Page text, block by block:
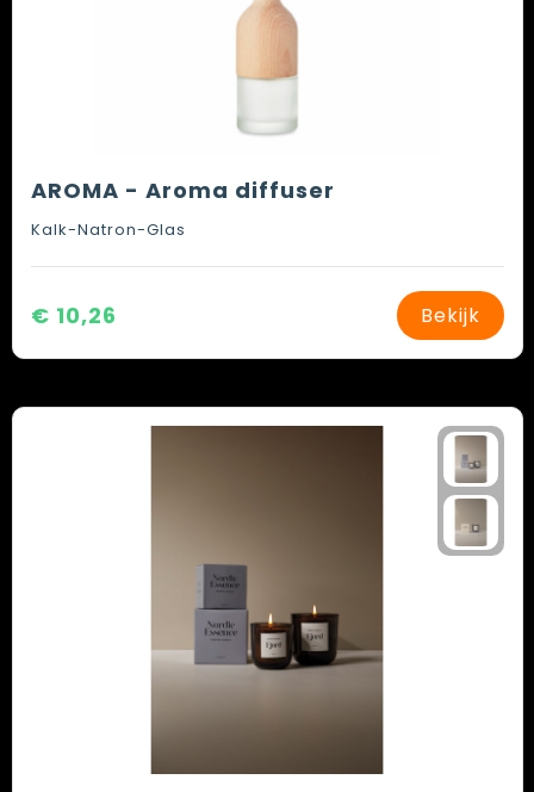
AROMA - Aroma diffuser
Kalk-Natron-Glas
€ 10,26 Bekijk